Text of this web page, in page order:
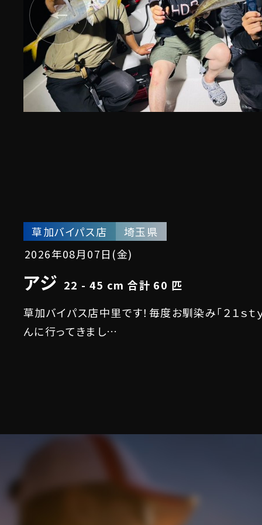
草加バイパス店
埼玉県
2026年08月07日(金)
アジ 22 - 45 cm 合計 60 匹
草加バイパス店中里です！毎度お馴染み「２１ｓｔｙ
んに行ってきまし…